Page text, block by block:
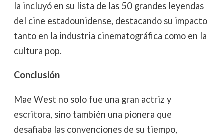
la incluyó en su lista de las 50 grandes leyendas
del cine estadounidense, destacando su impacto
tanto en la industria cinematográfica como en la
cultura pop.
Conclusión
Mae West no solo fue una gran actriz y
escritora, sino también una pionera que
desafiaba las convenciones de su tiempo,